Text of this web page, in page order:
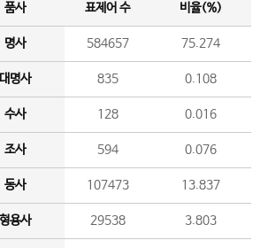
품사 표제어 수 비율(%)
명사 584657 75.274
명사 835 0.108
수사 128 0.016
조사 594 0.076
동사 107473 13.837
용사 29538 3.803